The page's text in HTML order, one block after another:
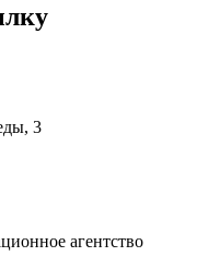
3
агентство